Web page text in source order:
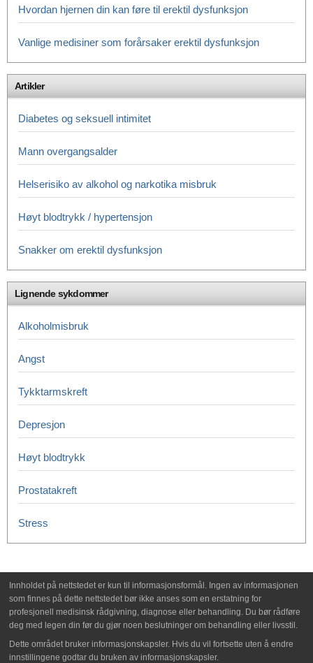
Hvordan hjernen din kan føre til erektil dysfunksjon
Vanlige medisiner som forårsaker erektil dysfunksjon
Artikler
Diabetes og seksuell intimitet
Mann overgangsalder
Helserisiko av alkohol og narkotika misbruk
Høyt blodtrykk / hypertensjon
Snakker om erektil dysfunksjon
Lignende sykdommer
Alkoholmisbruk
Angst
Tykktarmskreft
Depresjon
Høyt blodtrykk
Prostatakreft
Stress
Innholdet på nettstedet er kun til informasjonsformål. Ingen av informasjonen
som finnes på dette nettstedet bør ikke anses som en erstatning for
profesjonell medisinsk rådgivning, diagnose eller behandling. Du bør rådføre
deg med legen din før du gjør noen beslutninger om behandling eller livsstil.
Dette området bruker informasjonskapsler. Hvis du vil fortsette uten å endre
innstillingene godtar du bruken av informasjonskapsler.